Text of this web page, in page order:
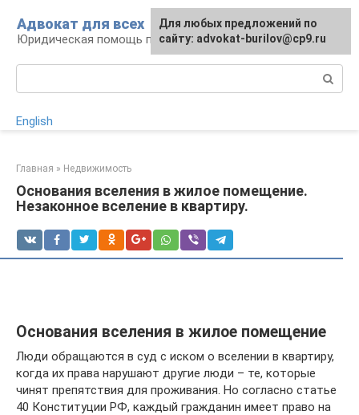
контенту
Адвокат для всех
Юридическая помощь по любому вопросу
English
Главная » Недвижимость
Основания вселения в жилое помещение.
Незаконное вселение в квартиру.
Основания вселения в жилое помещение
Люди обращаются в суд с иском о вселении в квартиру,
когда их права нарушают другие люди – те, которые
чинят препятствия для проживания. Но согласно статье
40 Конституции РФ, каждый гражданин имеет право на
Для любых предложений по
сайту: advokat-burilov@cp9.ru